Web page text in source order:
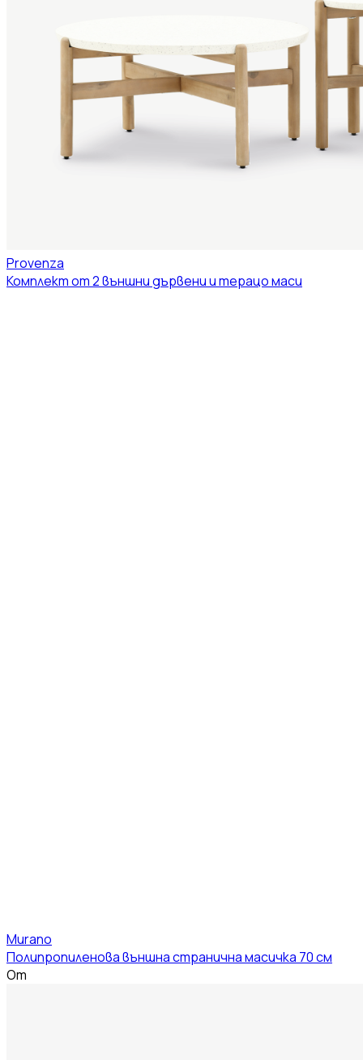
Provenza
Комплект от 2 външни дървени и терацо маси
Murano
Полипропиленова външна странична масичка 70 см
От